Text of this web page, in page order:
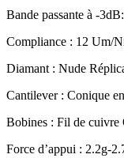
Bande passante à -
Compliance : 12 Um/
Diamant : Nude
Cantilever : Conique
Bobines : Fil de cuivre
Force d’appui : 2.2g-